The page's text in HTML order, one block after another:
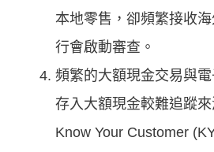
本地零售，卻頻繁接收
行會啟動審查。
頻繁的大額現金交易與
存入大額現金較難追蹤
Know Your Customer